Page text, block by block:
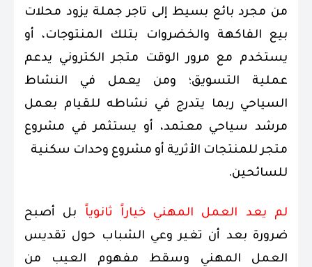
من مجرد بائع بسيط إلى تاجر جملة يزود محلات
بيع الفاكهة والخضروات بتلك المنتوجات، أو
يستخدم مع مرور الوقت متجر الكتروني يدعم
عملية التسويق؛ ومن يعمل في النشاط
السياحي ربما يتدرج في نشاطه للقيام بعمل
مرشد سياحي معتمد، أو يستثمر في مشروع
متجر للمنتجات الأثرية أو مشروع وحدات سكنية
للسائحين.
لم يعد العمل المهني خياراً ثانوياً
بل أصبح
ضرورة بعد أن تغير وعي الشباب حول تقديس
العمل المهني وسقط مفهوم العيب من